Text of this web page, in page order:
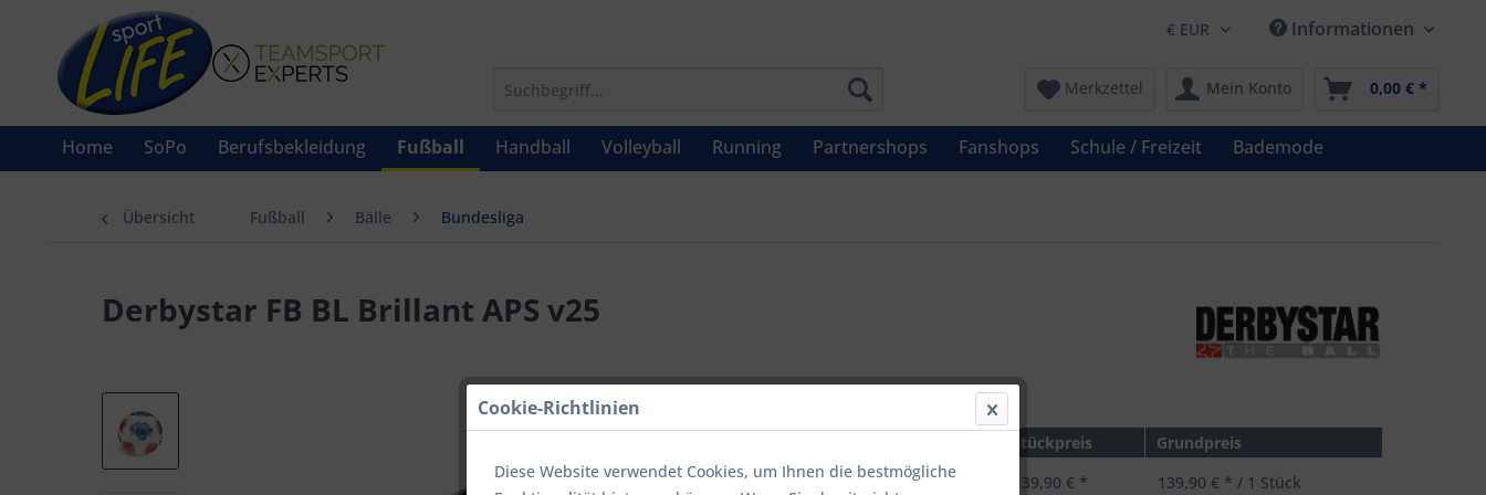
Informationen
Merkzettel Mein Konto 0,00 € *
Home SoPo Berufsbekleidung Fußball Handball Volleyball Running Partnershops Fanshops Schule / Freizeit Bademode
Übersicht Fußball Bälle Bundesliga
Derbystar FB BL Brillant APS v25
UVP: 159,99 € *
Stückpreis
Grundpreis
bis9 139,90 € * 139,90 € * / 1 Stück
Cookie-Richtlinien
Diese Website verwendet Cookies, um Ihnen die bestmögliche